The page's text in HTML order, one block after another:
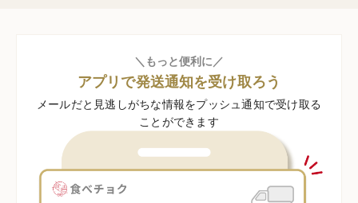
＼もっと便利に／
アプリで発送通知を受け取ろう
メールだと見逃しがちな情報をプッシュ通知で受け取る
ことができます